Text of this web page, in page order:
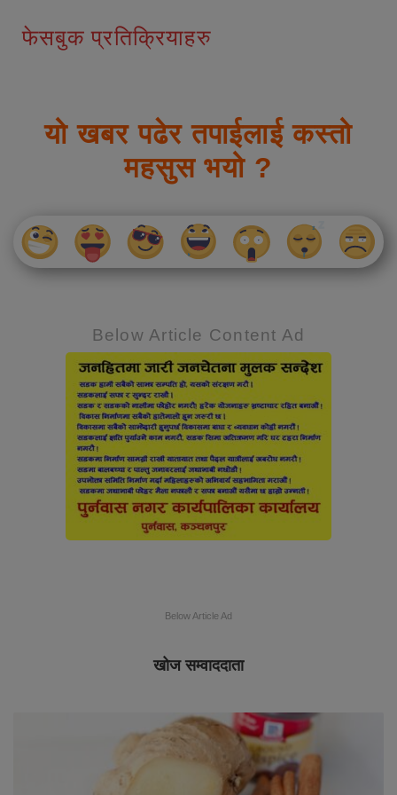
फेसबुक प्रतिक्रियाहरु
यो खबर पढेर तपाईलाई कस्तो
महसुस भयो ?
Below Article Content Ad
Below Article Ad
खोज सम्वाददाता